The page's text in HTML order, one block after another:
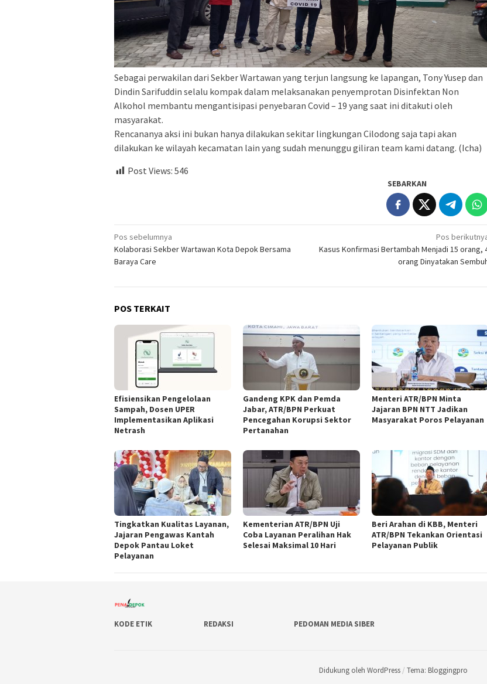
Sebagai perwakilan dari Sekber Wartawan yang terjun langsung ke lapangan, Tony Yusep dan
Dindin Sarifuddin selalu kompak dalam melaksanakan penyemprotan Disinfektan Non
Alkohol membantu mengantisipasi penyebaran Covid – 19 yang saat ini ditakuti oleh
masyarakat.
Rencananya aksi ini bukan hanya dilakukan sekitar lingkungan Cilodong saja tapi akan
dilakukan ke wilayah kecamatan lain yang sudah menunggu giliran team kami datang. (Icha)
Post Views: 546
SEBARKAN
Navigasi
pos
Pos sebelumnya
Kolaborasi Sekber Wartawan Kota Depok Bersama
Baraya Care
Pos
Kasus Konfirmasi Bertambah Menjadi 15 orang,
orang Dinyatakan
POS TERKAIT
Efisiensikan Pengelolaan
Sampah, Dosen UPER
Implementasikan Aplikasi
Netrash
Gandeng KPK dan Pemda
Jabar, ATR/BPN Perkuat
Pencegahan Korupsi Sektor
Pertanahan
Menteri ATR/BPN Minta
Jajaran BPN NTT Jadikan
Masyarakat Poros Pelayanan
Tingkatkan Kualitas Layanan,
Jajaran Pengawas Kantah
Depok Pantau Loket
Pelayanan
Kementerian ATR/BPN Uji
Coba Layanan Peralihan Hak
Selesai Maksimal 10 Hari
Beri Arahan di KBB, Menteri
ATR/BPN Tekankan Orientasi
Pelayanan Publik
KODE ETIK REDAKSI PEDOMAN MEDIA SIBER
Didukung oleh WordPress / Tema: Bloggingpro